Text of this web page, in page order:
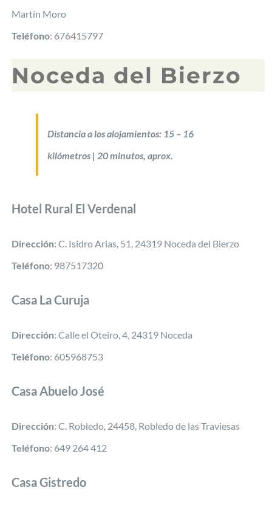
Martín Moro
Teléfono: 676415797
Noceda del Bierzo
Distancia a los alojamientos: 15 – 16
kilómetros | 20 minutos, aprox.
Hotel Rural El Verdenal
Dirección: C. Isidro Arias, 51, 24319 Noceda del Bierzo
Teléfono: 987517320
Casa La Curuja
Dirección: Calle el Oteiro, 4, 24319 Noceda
Teléfono: 605968753
Casa Abuelo José
Dirección: C. Robledo, 24458, Robledo de las Traviesas
Teléfono: 649 264 412
Casa Gistredo